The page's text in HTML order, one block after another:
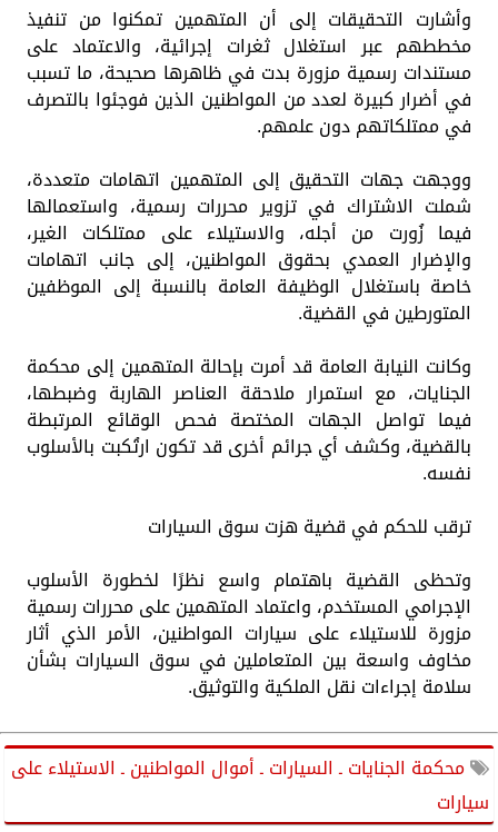
وأشارت التحقيقات إلى أن المتهمين تمكنوا من تنفيذ
مخططهم عبر استغلال ثغرات إجرائية، والاعتماد على
مستندات رسمية مزورة بدت في ظاهرها صحيحة، ما تسبب
في أضرار كبيرة لعدد من المواطنين الذين فوجئوا بالتصرف
في ممتلكاتهم دون علمهم.
ووجهت جهات التحقيق إلى المتهمين اتهامات متعددة،
شملت الاشتراك في تزوير محررات رسمية، واستعمالها
فيما زُورت من أجله، والاستيلاء على ممتلكات الغير،
والإضرار العمدي بحقوق المواطنين، إلى جانب اتهامات
خاصة باستغلال الوظيفة العامة بالنسبة إلى الموظفين
المتورطين في القضية.
وكانت النيابة العامة قد أمرت بإحالة المتهمين إلى محكمة
الجنايات، مع استمرار ملاحقة العناصر الهاربة وضبطها،
فيما تواصل الجهات المختصة فحص الوقائع المرتبطة
بالقضية، وكشف أي جرائم أخرى قد تكون ارتُكبت بالأسلوب
نفسه.
ترقب للحكم في قضية هزت سوق السيارات
وتحظى القضية باهتمام واسع نظرًا لخطورة الأسلوب
الإجرامي المستخدم، واعتماد المتهمين على محررات رسمية
مزورة للاستيلاء على سيارات المواطنين، الأمر الذي أثار
مخاوف واسعة بين المتعاملين في سوق السيارات بشأن
سلامة إجراءات نقل الملكية والتوثيق.
محكمة الجنايات ـ السيارات ـ أموال المواطنين ـ الاستيلاء على
سيارات